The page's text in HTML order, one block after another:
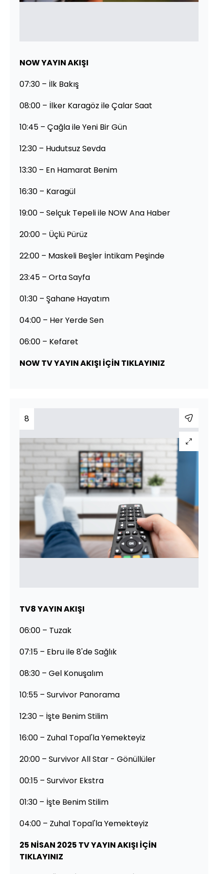
NOW YAYIN AKIŞI
07:30 – İlk Bakış
08:00 – İlker Karagöz ile Çalar Saat
10:45 – Çağla ile Yeni Bir Gün
12:30 – Hudutsuz Sevda
13:30 – En Hamarat Benim
16:30 – Karagül
19:00 – Selçuk Tepeli ile NOW Ana Haber
20:00 – Üçlü Pürüz
22:00 – Maskeli Beşler İntikam Peşinde
23:45 – Orta Sayfa
01:30 – Şahane Hayatım
04:00 – Her Yerde Sen
06:00 – Kefaret
NOW TV YAYIN AKIŞI İÇİN TIKLAYINIZ
8
TV8 YAYIN AKIŞI
06:00 – Tuzak
07:15 – Ebru ile 8'de Sağlık
08:30 – Gel Konuşalım
10:55 – Survivor Panorama
12:30 – İşte Benim Stilim
16:00 – Zuhal Topal'la Yemekteyiz
20:00 – Survivor All Star - Gönüllüler
00:15 – Survivor Ekstra
01:30 – İşte Benim Stilim
04:00 – Zuhal Topal'la Yemekteyiz
25 NİSAN 2025 TV YAYIN AKIŞI İÇİN
TIKLAYINIZ